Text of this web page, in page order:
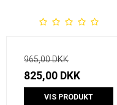
965,00 DKK
825,00 DKK
VIS PRODUKT